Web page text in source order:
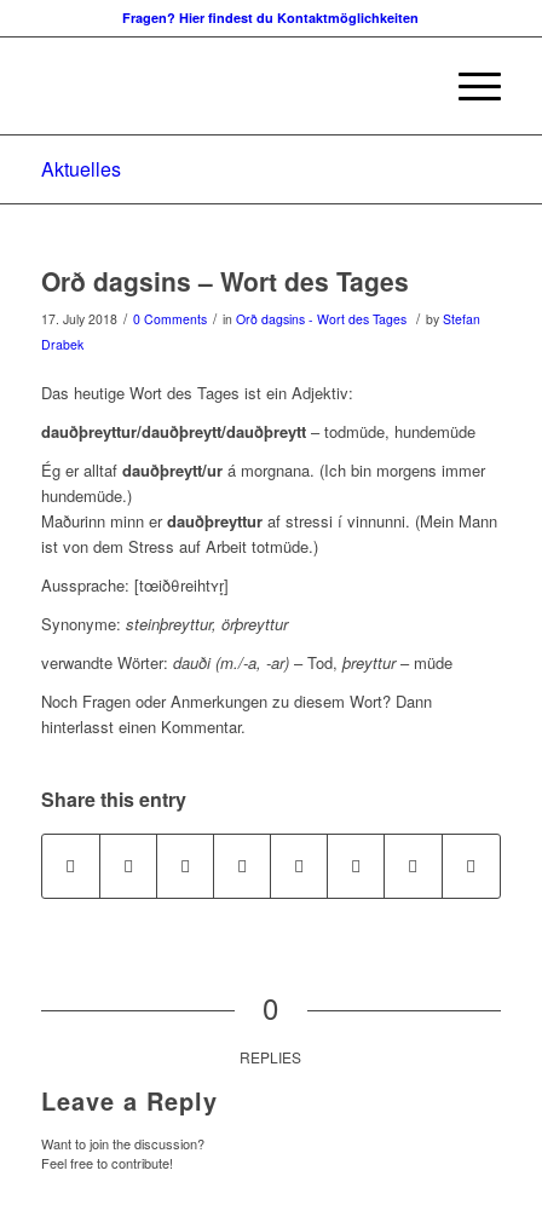
Fragen? Hier findest du Kontaktmöglichkeiten
Aktuelles
Orð dagsins – Wort des Tages
17. July 2018 / 0 Comments / in Orð dagsins - Wort des Tages / by Stefan
Drabek
Das heutige Wort des Tages ist ein Adjektiv:
dauðþreyttur/dauðþreytt/dauðþreytt – todmüde, hundemüde
Ég er alltaf dauðþreytt/urá morgnana. (Ich bin morgens immer
hundemüde.)
Maðurinn minn erdauðþreytturaf stressi í vinnunni. (Mein Mann
ist von dem Stress auf Arbeit totmüde.)
Aussprache: [tœiðθreihtʏr̥]
Synonyme: steinþreyttur, örþreyttur
verwandte Wörter: dauði (m./-a, -ar)– Tod, þreyttur– müde
Noch Fragen oder Anmerkungen zu diesem Wort? Dann
hinterlasst einen Kommentar.
Share this entry
0
REPLIES
Leave a Reply
Want to join the discussion?
Feel free to contribute!